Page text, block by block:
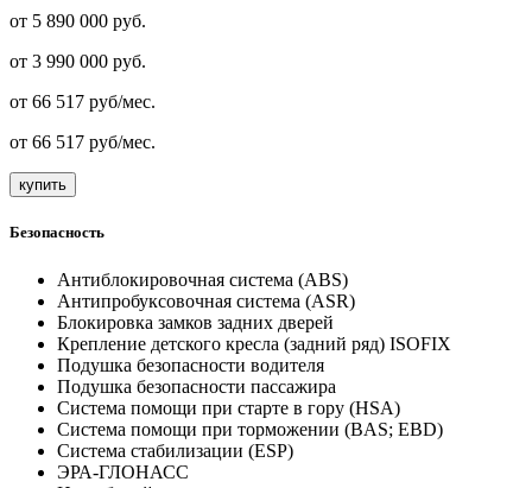
от 5 890 000 руб.
от 3 990 000 руб.
от 66 517 руб/мес.
от 66 517 руб/мес.
купить
Безопасность
Антиблокировочная система (ABS)
Антипробуксовочная система (ASR)
Блокировка замков задних дверей
Крепление детского кресла (задний ряд) ISOFIX
Подушка безопасности водителя
Подушка безопасности пассажира
Система помощи при старте в гору (HSA)
Система помощи при торможении (BAS; EBD)
Система стабилизации (ESP)
ЭРА-ГЛОНАСС